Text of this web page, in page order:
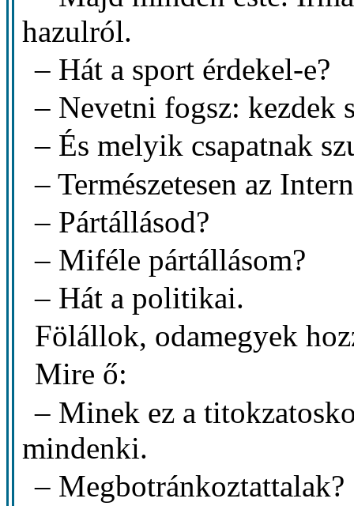
hazulról.
– Hát a sport érdekel-e?
– Nevetni fogsz: kezdek
– És melyik csapatnak
– Természetesen az
– Pártállásod?
– Miféle pártállásom?
– Hát a politikai.
Fölállok, odamegyek
Mire ő:
– Minek ez a
mindenki.
– Megbotránkoztattalak?